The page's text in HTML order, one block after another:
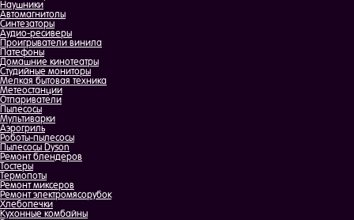
Наушники
Автомагнитолы
Синтезаторы
Аудио-ресиверы
Проигрыватели винила
Патефоны
Домашние кинотеатры
Студийные мониторы
Мелкая бытовая техника
Метеостанции
Отпариватели
Пылесосы
Мультиварки
Аэрогриль
Роботы-пылесосы
Пылесосы Dyson
Ремонт блендеров
Тостеры
Термопоты
Ремонт миксеров
Ремонт электромясорубок
Хлебопечки
Кухонные комбайны